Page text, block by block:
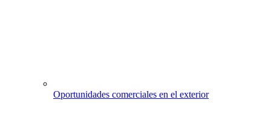
Oportunidades comerciales en el exterior